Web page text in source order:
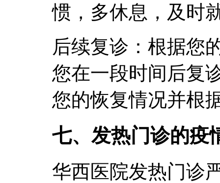
惯，多休息，及时
后续复诊：根据您
您在一段时间后复
您的恢复情况并根
七、发热门诊的疫
华西医院发热门诊